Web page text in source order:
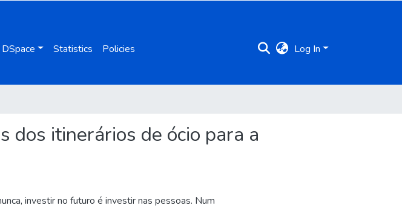
Statistics Policies Log In
dos itinerários de ócio para a
investir no futuro é investir nas pessoas. Num